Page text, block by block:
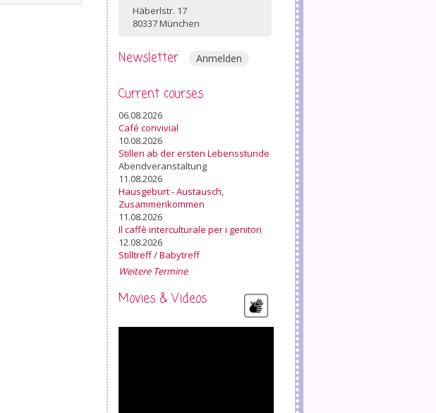
Häberlstr. 17
80337 München
Newsletter Anmelden
Current courses
06.08.2026
Café convivial
10.08.2026
Stillen ab der ersten Lebensstunde
Abendveranstaltung
11.08.2026
Hausgeburt - Austausch,
Zusammenkommen
11.08.2026
Il caffè interculturale per i genitori
12.08.2026
Stilltreff / Babytreff
Weitere Termine
Movies & Videos